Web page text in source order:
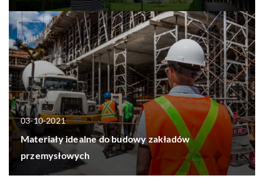
03-10-2021
Materiały idealne do budowy zakładów
przemysłowych